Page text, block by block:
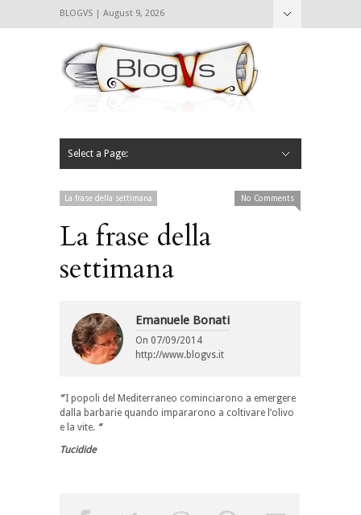
BLOGVS | August 9, 2026
Select a Page:
La frase della settimana No Comments
La frase della
settimana
Emanuele Bonati
On 07/09/2014
http://www.blogvs.it
”I popoli del Mediterraneo cominciarono a emergere
dalla barbarie quando impararono a coltivare l’olivo
e la vite. “
Tucidide